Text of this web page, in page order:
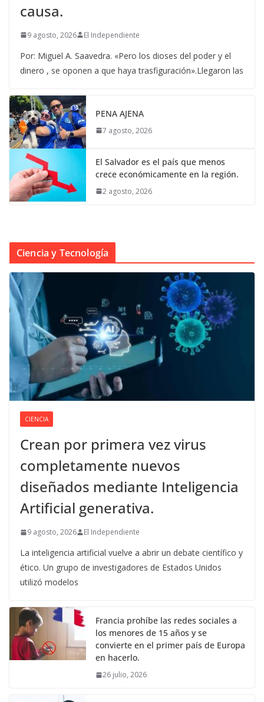
causa.
9 agosto, 2026 El Independiente
Por: Miguel A. Saavedra. «Pero los dioses del poder y el
dinero , se oponen a que haya trasfiguración».Llegaron las
PENA AJENA
7 agosto, 2026
El Salvador es el país que menos
crece económicamente en la región.
2 agosto, 2026
Ciencia y Tecnología
CIENCIA
Crean por primera vez virus
completamente nuevos
diseñados mediante Inteligencia
Artificial generativa.
9 agosto, 2026 El Independiente
La inteligencia artificial vuelve a abrir un debate científico y
ético. Un grupo de investigadores de Estados Unidos
utilizó modelos
Francia prohíbe las redes sociales a
los menores de 15 años y se
convierte en el primer país de Europa
en hacerlo.
26 julio, 2026